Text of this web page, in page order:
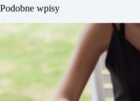
Podobne wpisy